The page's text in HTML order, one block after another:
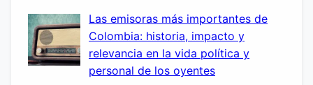
Las emisoras más importantes de
Colombia: historia, impacto y
relevancia en la vida política y
personal de los oyentes